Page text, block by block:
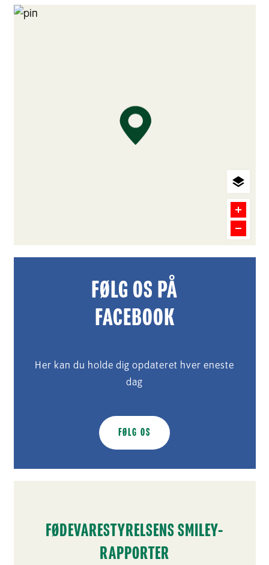
FØLG OS PÅ
FACEBOOK
Her kan du holde dig opdateret hver eneste
dag
FØLG OS
FØDEVARESTYRELSENS SMILEY-
RAPPORTER